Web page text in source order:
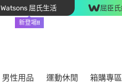
Watsons 屈氏生活
新登場!!
屈臣
男性用品 運動休閒 箱購專區